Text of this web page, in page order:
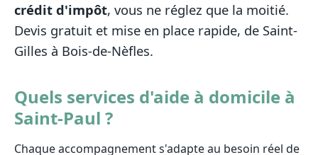
crédit d'impôt, vous ne réglez que la moitié.
Devis gratuit et mise en place rapide, de Saint-
Gilles à Bois-de-Nèfles.
Quels services d'aide à domicile à
Saint-Paul ?
Chaque accompagnement s'adapte au besoin réel de